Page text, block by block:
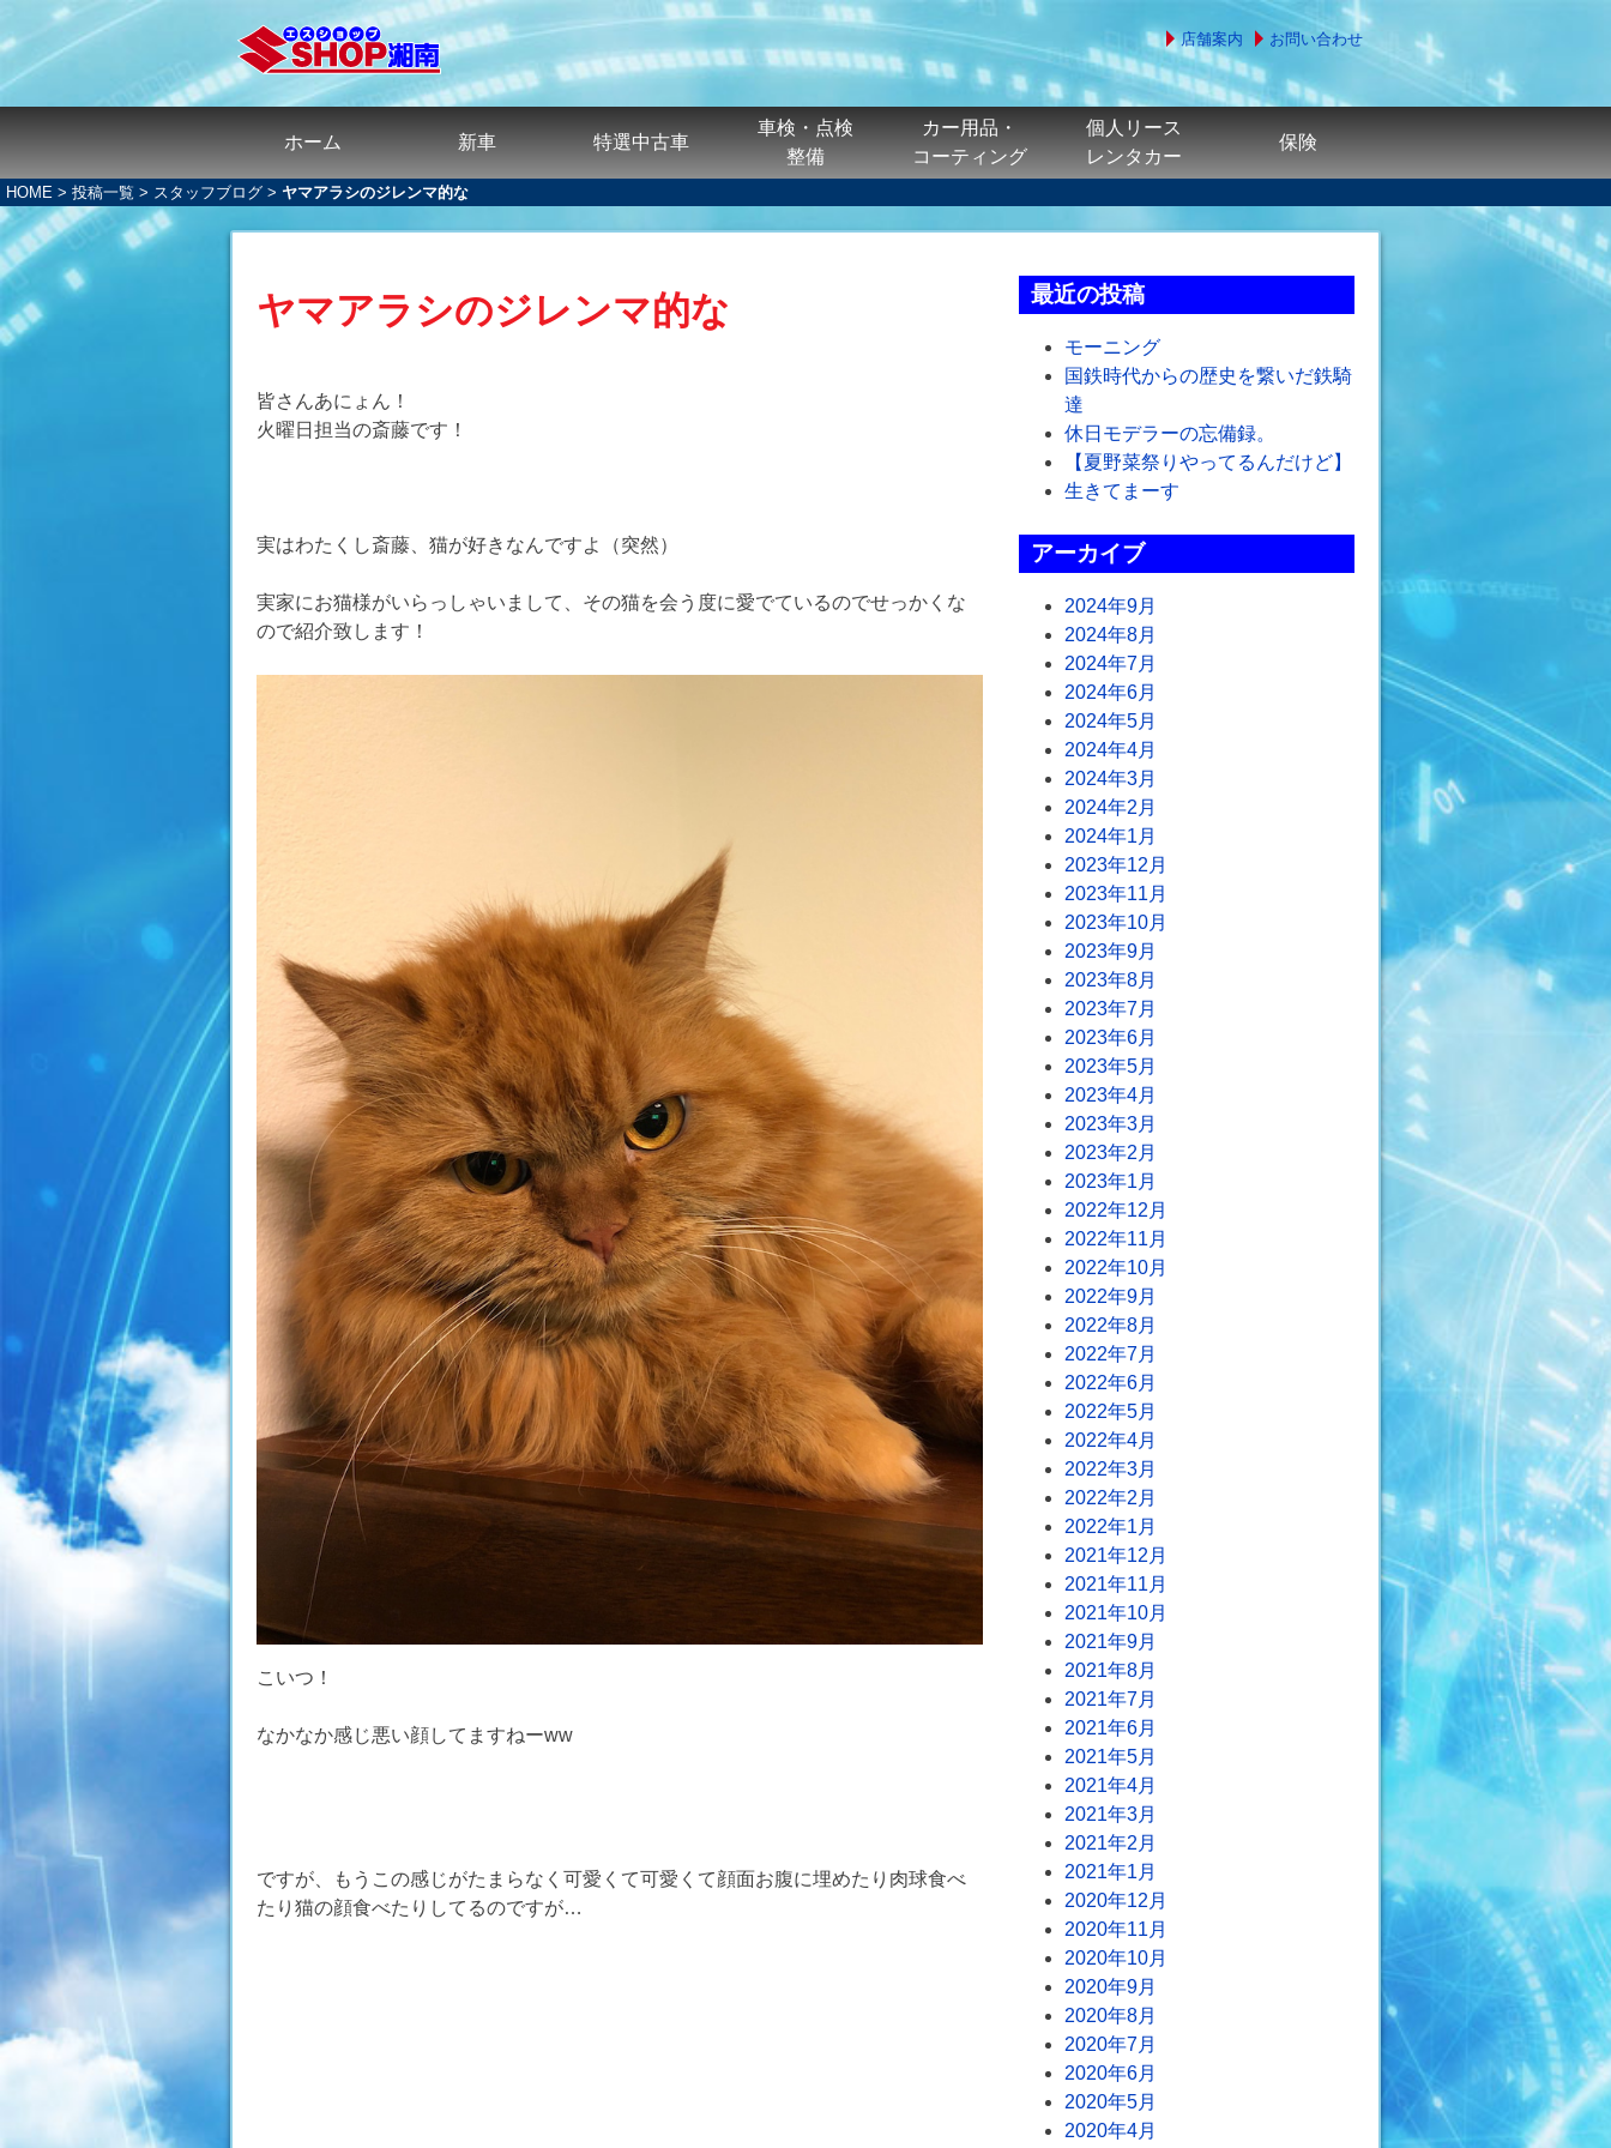
店舗案内 お問い合わせ
ホーム 新車 特選中古車
車検・点検
整備
カー用品・
コーティング
個人リース
レンタカー
保険
HOME > 投稿一覧 > スタッフブログ > ヤマアラシのジレンマ的な
ヤマアラシのジレンマ的な
皆さんあにょん！
火曜日担当の斎藤です！
実はわたくし斎藤、猫が好きなんですよ（突然）
実家にお猫様がいらっしゃいまして、その猫を会う度に愛でているのでせっかくな
ので紹介致します！
こいつ！
なかなか感じ悪い顔してますねーww
ですが、もうこの感じがたまらなく可愛くて可愛くて顔面お腹に埋めたり肉球食べ
たり猫の顔食べたりしてるのですが…
最近の投稿
モーニング
国鉄時代からの歴史を繋いだ鉄騎
達
休日モデラーの忘備録。
【夏野菜祭りやってるんだけど】
生きてまーす
アーカイブ
2024年9月
2024年8月
2024年7月
2024年6月
2024年5月
2024年4月
2024年3月
2024年2月
2024年1月
2023年12月
2023年11月
2023年10月
2023年9月
2023年8月
2023年7月
2023年6月
2023年5月
2023年4月
2023年3月
2023年2月
2023年1月
2022年12月
2022年11月
2022年10月
2022年9月
2022年8月
2022年7月
2022年6月
2022年5月
2022年4月
2022年3月
2022年2月
2022年1月
2021年12月
2021年11月
2021年10月
2021年9月
2021年8月
2021年7月
2021年6月
2021年5月
2021年4月
2021年3月
2021年2月
2021年1月
2020年12月
2020年11月
2020年10月
2020年9月
2020年8月
2020年7月
2020年6月
2020年5月
2020年4月